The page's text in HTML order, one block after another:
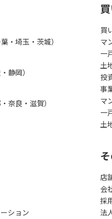
・埼玉・茨城）
静岡）
奈良・滋賀）
買
マ
一
土
投
事
マ
一
土
ション
店
会
採
法